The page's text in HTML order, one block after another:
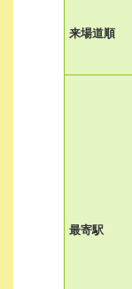
来場道順
最寄駅